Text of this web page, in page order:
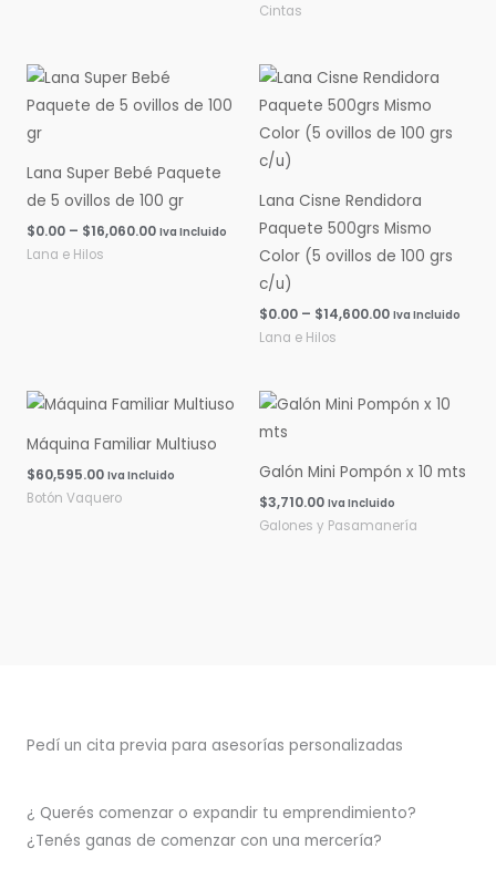
Cintas
Lana Super Bebé Paquete
de 5 ovillos de 100 gr
$0.00 – $16,060.00
Rango
de
precios:
$16,060.00
Iva Incluido
Lana e Hilos
Lana Cisne Rendidora
Paquete 500grs Mismo
Color (5 ovillos de 100 grs
c/u)
$0.00 – $14,600.00
Rango
de
precios:
desde
$0.00
Iva Incluido
Lana e Hilos
Máquina Familiar Multiuso
$60,595.00 Iva Incluido
Botón Vaquero
Galón Mini Pompón x 10 mts
$3,710.00 Iva Incluido
Galones y Pasamanería
Pedí un cita previa para asesorías personalizadas
¿ Querés comenzar o expandir tu emprendimiento?
¿Tenés ganas de comenzar con una mercería?